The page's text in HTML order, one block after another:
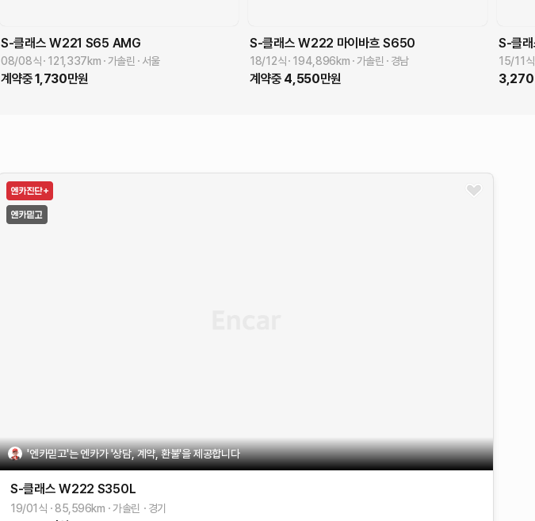
S-클래스 W221 S65 AMG
08/08식 121,337km 가솔린 서울
계약중1,730만원
S-클래스 W222 마이바흐 S650
18/12식 194,896km 가솔린 경남
계약중 4,550만원
S-클
15/11
3,270
'엔카믿고'는 엔카가 '상담, 계약, 환불'을 제공합니다
S-클래스 W222 S350L
19/01식 85,596km 가솔린 경기